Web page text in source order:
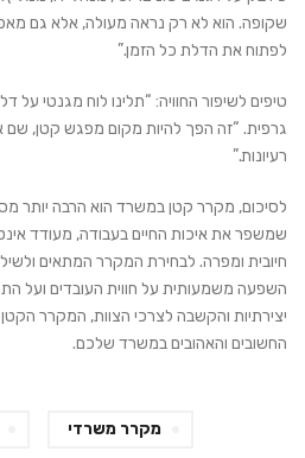
שקופה. הוא לא רק נראה מעולה, אלא גם
לפתוח את הדלת כל הזמן.”
טיפים לשיפור החוויה: “תלינו לוח מגנטי
גרפית. “זה הפך להיות מקום מפגש קטן, שם
רעיונות.”
לסיכום, מקרר קטן במשרד הוא הרבה יותר
שמשפר את איכות החיים בעבודה, מעודד
חיובית ומפרה. לבחירת המקרר המתאים
השפעה משמעותית על חווית העובדים ועל
יצירתיות והקשבה לצרכי הצוות, המקרר
החשובים והאהובים במשרד שלכם.
מקרר משרדי